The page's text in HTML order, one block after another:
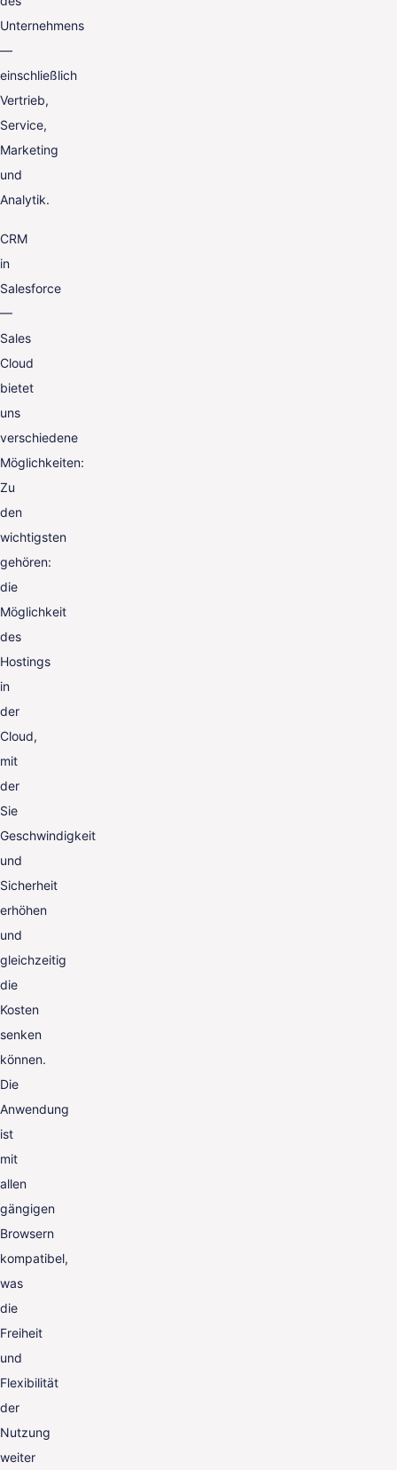
Unternehmens
—
einschließlich
Vertrieb,
Service,
Marketing
und
Analytik.
CRM
in
Salesforce
—
Sales
Cloud
bietet
uns
verschiedene
Möglichkeiten:
Zu
den
wichtigsten
gehören:
die
Möglichkeit
des
Hostings
in
der
Cloud,
mit
der
Sie
Geschwindigkeit
und
Sicherheit
erhöhen
und
gleichzeitig
die
Kosten
senken
können.
Die
Anwendung
ist
mit
allen
gängigen
Browsern
kompatibel,
was
die
Freiheit
und
Flexibilität
der
Nutzung
weiter